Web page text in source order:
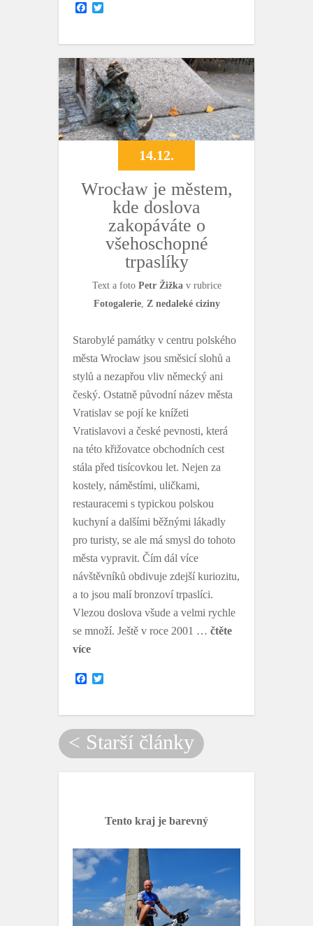
F
o
o
k
e
r
14.12.
Wrocław je městem,
kde doslova
zakopáváte o
všehoschopné
trpaslíky
Text a foto Petr Žižkav rubrice
Fotogalerie, Z nedaleké ciziny
Starobylé památky v centru polského
města Wrocław jsou směsicí slohů a
stylů a nezapřou vliv německý ani
český. Ostatně původní název města
Vratislav se pojí ke knížeti
Vratislavovi a české pevnosti, která
na této křižovatce obchodních cest
stála před tisícovkou let. Nejen za
kostely, náměstími, uličkami,
restauracemi s typickou polskou
kuchyní a dalšími běžnými lákadly
pro turisty, se ale má smysl do tohoto
města vypravit. Čím dál více
návštěvníků obdivuje zdejší kuriozitu,
a to jsou malí bronzoví trpaslíci.
Vlezou doslova všude a velmi rychle
se množí. Ještě v roce 2001 … čtěte
více
F
o
o
k
r
< Starší články
Tento kraj je barevný